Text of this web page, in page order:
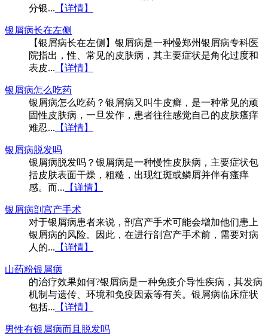
分银... 【详情】
银屑病长在左侧
【银屑病长在左侧】银屑病是一种慢郑州银屑病专科医
院指出，性、常见的皮肤病，其主要症状是角化过度和
表皮... 【详情】
银屑病怎么吃药
银屑病怎么吃药？银屑病又叫牛皮癣，是一种常见的顽
固性皮肤病，一旦发作，患者往往感觉自己的皮肤瘙痒
难忍... 【详情】
银屑病脱发吗
银屑病脱发吗？银屑病是一种慢性皮肤病，主要症状包
括皮肤表面干燥，粗糙，出现红斑或鳞屑并伴有瘙痒
感。而... 【详情】
银屑病剖宫产手术
对于银屑病患者来说，剖宫产手术可能会增加他们患上
银屑病的风险。因此，在进行剖宫产手术前，需要对病
人的... 【详情】
山药粉银屑病
的治疗效果如何?银屑病是一种免疫介导性疾病，其发病
机制与遗传、环境和免疫因素等有关。银屑病临床症状
包括... 【详情】
男性有银屑病而且脱发吗